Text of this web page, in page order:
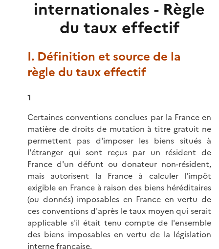
internationales - Règle
du taux effectif
I. Définition et source de la
règle du taux effectif
1
Certaines conventions conclues par la France en
matière de droits de mutation à titre gratuit ne
permettent pas d'imposer les biens situés à
l'étranger qui sont reçus par un résident de
France d'un défunt ou donateur non-résident,
mais autorisent la France à calculer l'impôt
exigible en France à raison des biens héréditaires
(ou donnés) imposables en France en vertu de
ces conventions d'après le taux moyen qui serait
applicable s'il était tenu compte de l'ensemble
des biens imposables en vertu de la législation
interne française.